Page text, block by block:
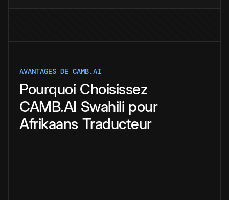
AVANTAGES DE CAMB.AI
Pourquoi Choisissez
CAMB.AI Swahili pour
Afrikaans Traducteur